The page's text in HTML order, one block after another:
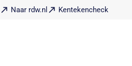
Naar rdw.nl Kentekencheck